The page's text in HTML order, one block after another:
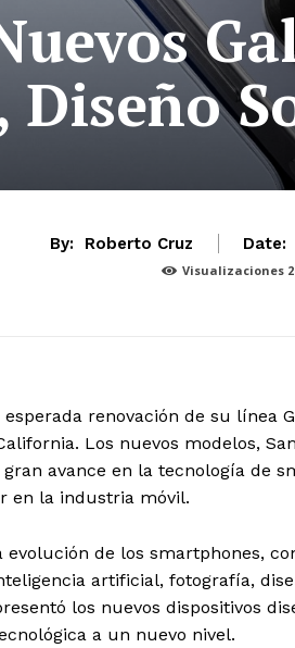
Diseño
By: Roberto Cruz Date:
Visualizaciones
renovación de su línea
Los nuevos modelos,
avance en la tecnología de
en la industria móvil.
de los smartphones,
artificial, fotografía,
los nuevos dispositivos
a un nuevo nivel.